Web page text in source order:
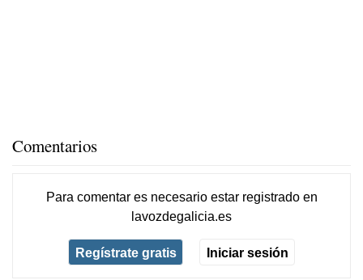
Comentarios
Para comentar es necesario estar registradoen
lavozdegalicia.es
Regístrate gratis Iniciar sesión